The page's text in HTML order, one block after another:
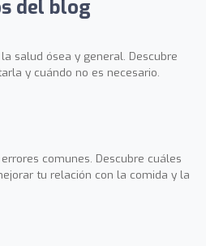
del blog
salud ósea y general. Descubre
y cuándo no es necesario.
comunes. Descubre cuáles
tu relación con la comida y la